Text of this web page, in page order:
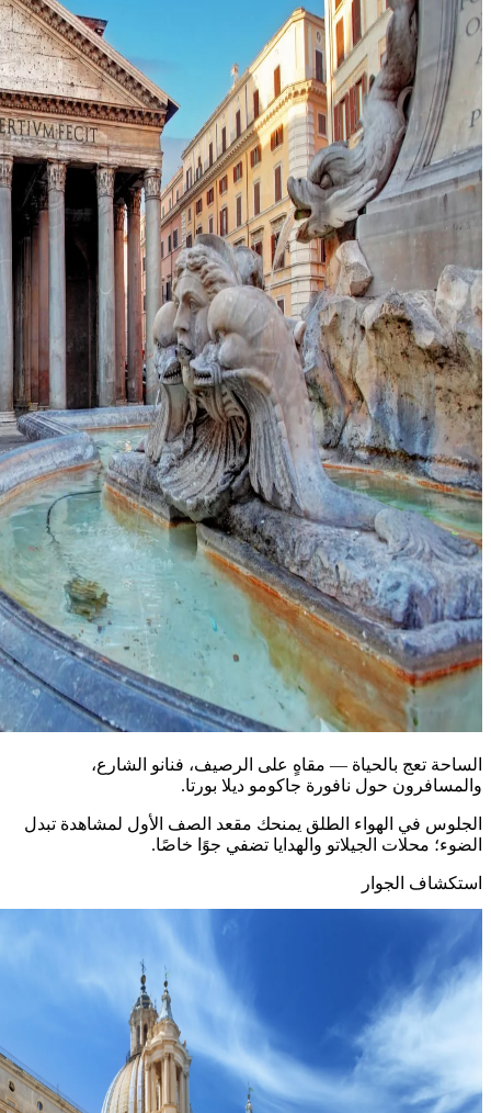
الساحة تعج بالحياة — مقاهٍ على الرصيف، فنانو الشارع،
والمسافرون حول نافورة جاكومو ديلا بورتا.
الجلوس في الهواء الطلق يمنحك مقعد الصف الأول لمشاهدة تبدل
الضوء؛ محلات الجيلاتو والهدايا تضفي جوًا خاصًا.
استكشاف الجوار